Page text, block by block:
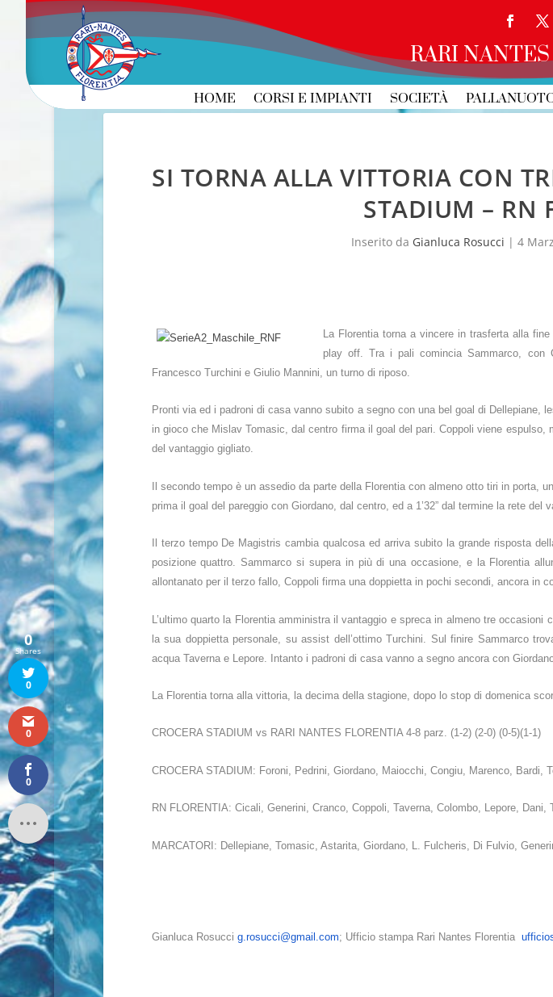
RARI
HOME CORSI E IMPIANTI SOCIETÀ
SI TORNA ALLA VITTORIA CON
STADIUM – RN
Inserito da Gianluca Rosucci | 4
La Florentia torna a vincere in trasferta alla
play off. Tra i pali comincia Sammarco, con
Francesco Turchini e Giulio Mannini, un turno di riposo.
Pronti via ed i padroni di casa vanno subito a segno con una bel goal di
in gioco che Mislav Tomasic, dal centro firma il goal del pari. Coppoli viene
del vantaggio gigliato.
Il secondo tempo è un assedio da parte della Florentia con almeno otto tiri in porta,
prima il goal del pareggio con Giordano, dal centro, ed a 1’32” dal termine la rete
Il terzo tempo De Magistris cambia qualcosa ed arriva subito la grande risposta
posizione quattro. Sammarco si supera in più di una occasione, e la Florentia
allontanato per il terzo fallo, Coppoli firma una doppietta in pochi secondi, ancora in
L’ultimo quarto la Florentia amministra il vantaggio e spreca in almeno tre
la sua doppietta personale, su assist dell’ottimo Turchini. Sul finire Sammarco
acqua Taverna e Lepore. Intanto i padroni di casa vanno a segno ancora con
La Florentia torna alla vittoria, la decima della stagione, dopo lo stop di domenica
CROCERA STADIUM vs RARI NANTES FLORENTIA 4-8 parz. (1-2) (2-0) (0-5)(1-1)
CROCERA STADIUM: Foroni, Pedrini, Giordano, Maiocchi, Congiu, Marenco, Bardi,
RN FLORENTIA: Cicali, Generini, Cranco, Coppoli, Taverna, Colombo, Lepore,
MARCATORI: Dellepiane, Tomasic, Astarita, Giordano, L. Fulcheris, Di Fulvio,
Gianluca Rosucci g.rosucci@gmail.com; Ufficio stampa Rari Nantes Florentia
0
Shares
0
0
0